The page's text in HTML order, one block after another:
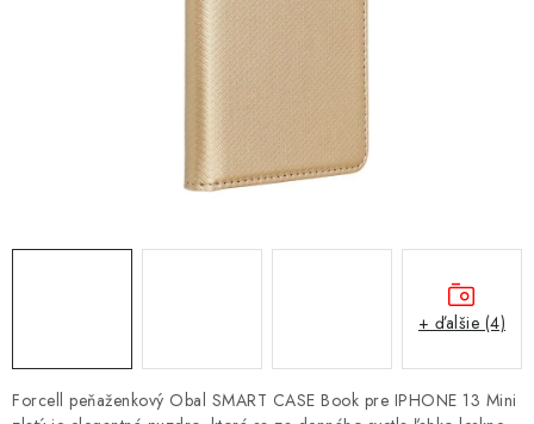
SLÚCHADLÁ, REPRODUKTORY A MIKROFÓNY
EXKLUZÍVNE ZNAČKY
PRÍSLUŠENSTVO K NOTEBOOKOM A PC
Forcell peňaženkový Obal SMART CASE Book pre IPHONE 13 Mini
+ ďalšie (4)